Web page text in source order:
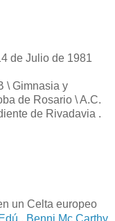
de Julio de 1981
\ Gimnasia y
de Rosario \ A.C.
de Rivadavia .
un Celta europeo
Edú , Benni Mc Carthy